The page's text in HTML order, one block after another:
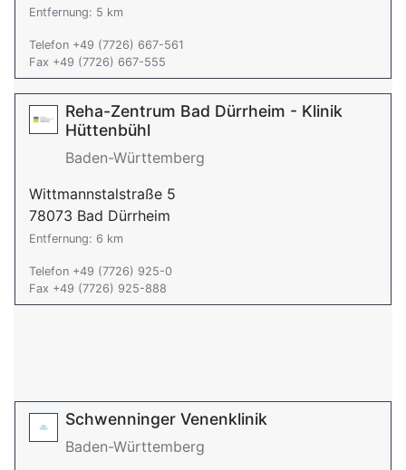
Entfernung: 5 km
Telefon +49 (7726) 667-561
Fax +49 (7726) 667-555
Reha-Zentrum Bad Dürrheim - Klinik
Hüttenbühl
Baden-Württemberg
Wittmannstalstraße 5
78073 Bad Dürrheim
Entfernung: 6 km
Telefon +49 (7726) 925-0
Fax +49 (7726) 925-888
Schwenninger Venenklinik
Baden-Württemberg